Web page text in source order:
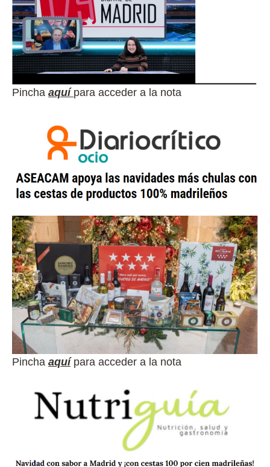
Pincha aquí para acceder a la nota
Pincha aquípara acceder a la nota